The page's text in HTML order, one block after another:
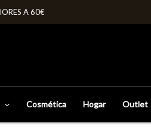
A 60€
Cosmética Hogar Outlet